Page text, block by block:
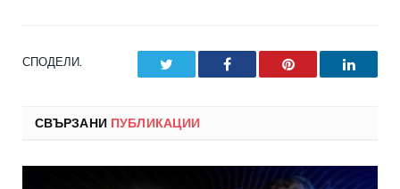
СПОДЕЛИ. Facebook Pinterest
СВЪРЗАНИ ПУБЛИКАЦИИ